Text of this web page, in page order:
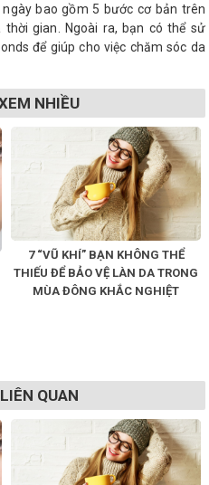
bao gồm 5 bước cơ bản trên
gian. Ngoài ra, bạn có thể sử
để giúp cho việc chăm sóc da
NHIỀU
7 “VŨ KHÍ” BẠN KHÔNG THỂ
THIẾU ĐỂ BẢO VỆ LÀN DA TRONG
MÙA ĐÔNG KHẮC NGHIỆT
QUAN